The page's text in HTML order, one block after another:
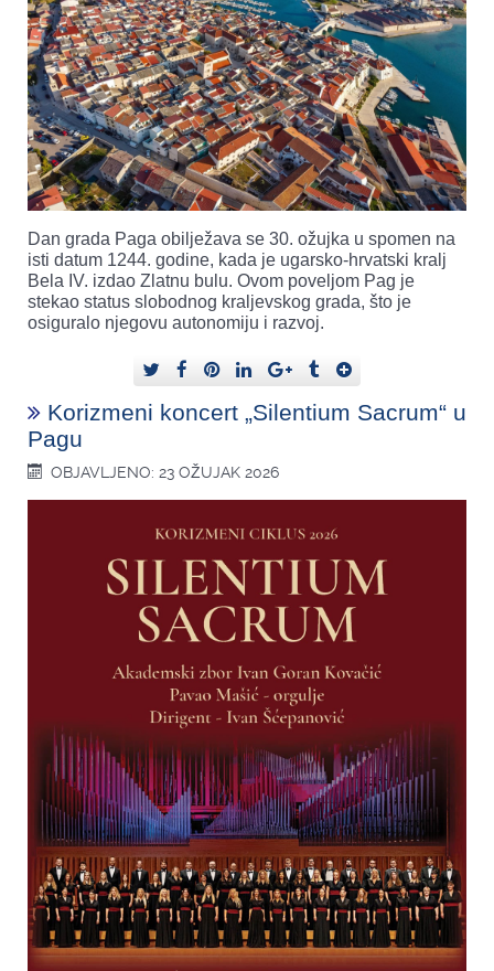
Dan grada Paga obilježava se 30. ožujka u spomen na
isti datum 1244. godine, kada je ugarsko-hrvatski kralj
Bela IV. izdao Zlatnu bulu. Ovom poveljom Pag je
stekao status slobodnog kraljevskog grada, što je
osiguralo njegovu autonomiju i razvoj.
Korizmeni koncert „Silentium Sacrum“ u
Pagu
OBJAVLJENO: 23 OŽUJAK 2026